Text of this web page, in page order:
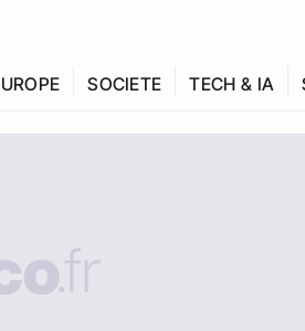
SOCIETE TECH & IA